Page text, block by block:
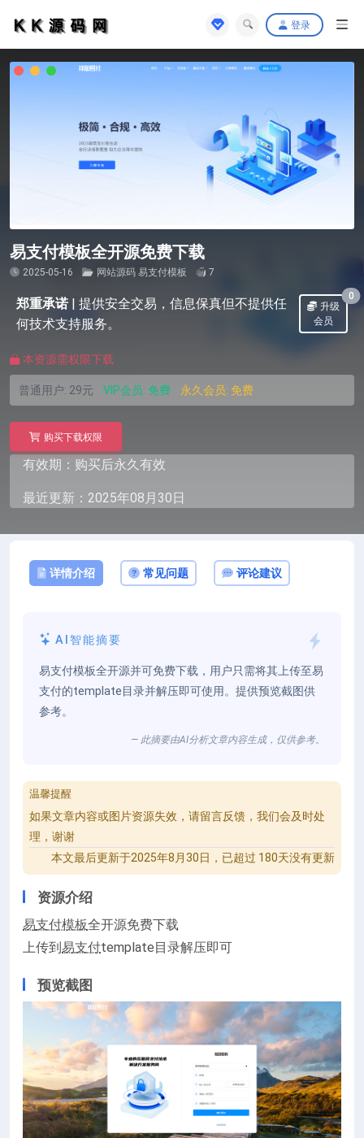
登录
易支付模板全开源免费下载
2025-05-16 网站源码 易支付模板 7
郑重承诺 | 提供安全交易，信息保真但不提供任
何技术支持服务。
升级
会员
0
本资源需权限下载
普通用户: 29元 VIP会员: 免费 永久会员: 免费
购买下载权限
有效期：购买后永久有效
最近更新：2025年08月30日
详情介绍 常见问题 评论建议
AI智能摘要
易支付模板全开源并可免费下载，用户只需将其上传至易
支付的template目录并解压即可使用。提供预览截图供
参考。
— 此摘要由AI分析文章内容生成，仅供参考。
温馨提醒
如果文章内容或图片资源失效，请留言反馈，我们会及时处
理，谢谢
本文最后更新于2025年8月30日，已超过 180天没有更新
资源介绍
易支付模板全开源免费下载
上传到易支付template目录解压即可
预览截图